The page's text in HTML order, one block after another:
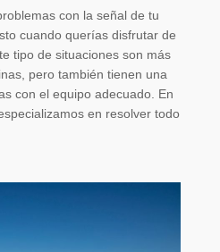
con la señal de tu
cuando querías disfrutar de
tipo de situaciones son más
pero también tienen una
con el equipo adecuado. En
en resolver todo